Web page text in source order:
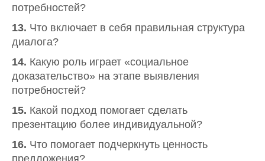
потребностей?
13. Что включает в себя правильная структура
диалога?
14. Какую роль играет «социальное
доказательство» на этапе выявления
потребностей?
15. Какой подход помогает сделать
презентацию более индивидуальной?
16. Что помогает подчеркнуть ценность
предложения?